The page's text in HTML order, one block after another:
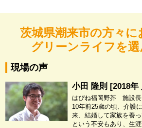
茨城県潮来市の方々に
グリーンライフを
現場の声
小田 隆則 [2018年
はぴね福岡野芥 施設長
10年前25歳の頃、介護
来、結婚して家族を養
という不安もあり、生